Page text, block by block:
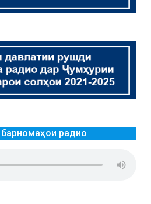
радио